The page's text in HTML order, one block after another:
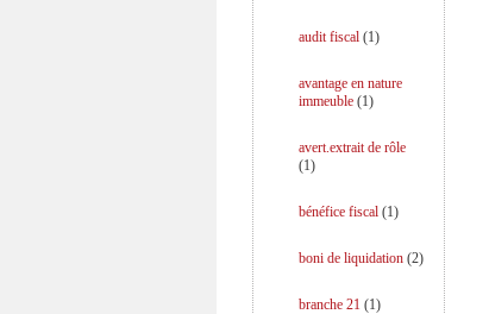
audit fiscal (1)
avantage en nature
immeuble (1)
avert.extrait de rôle
(1)
bénéfice fiscal (1)
boni de liquidation (2)
branche 21 (1)